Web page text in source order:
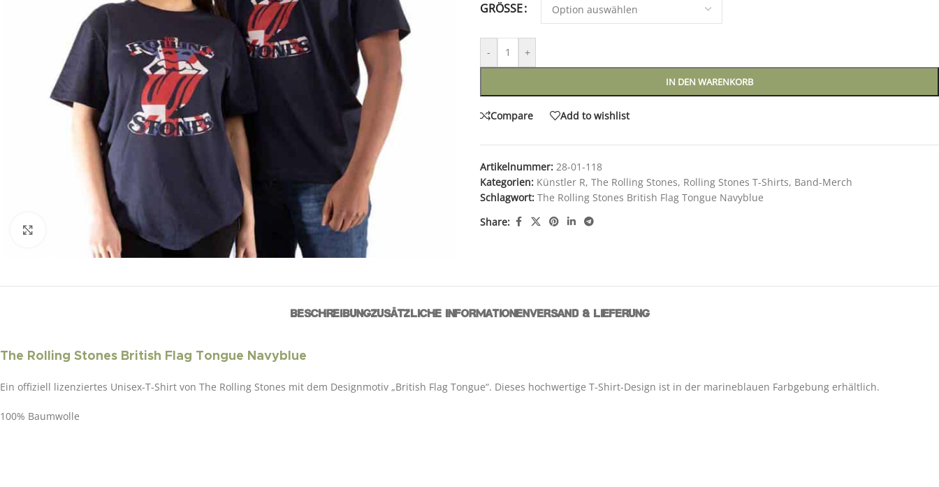
GRÖSSE
- +
IN DEN WARENKORB
Compare Add to wishlist
Artikelnummer: 28-01-118
Kategorien: Künstler R, The Rolling Stones, Rolling Stones T-Shirts, Band-Merch
Schlagwort: The Rolling Stones British Flag Tongue Navyblue
Share:
BESCHREIBUNGZUSÄTZLICHE INFORMATIONENVERSAND & LIEFERUNG
The Rolling Stones British Flag Tongue Navyblue
Ein offiziell lizenziertes Unisex-T-Shirt von The Rolling Stones mit dem Designmotiv „British Flag Tongue“. Dieses hochwertige T-Shirt-Design ist in der marineblauen Farbgebung erhältlich.
100% Baumwolle